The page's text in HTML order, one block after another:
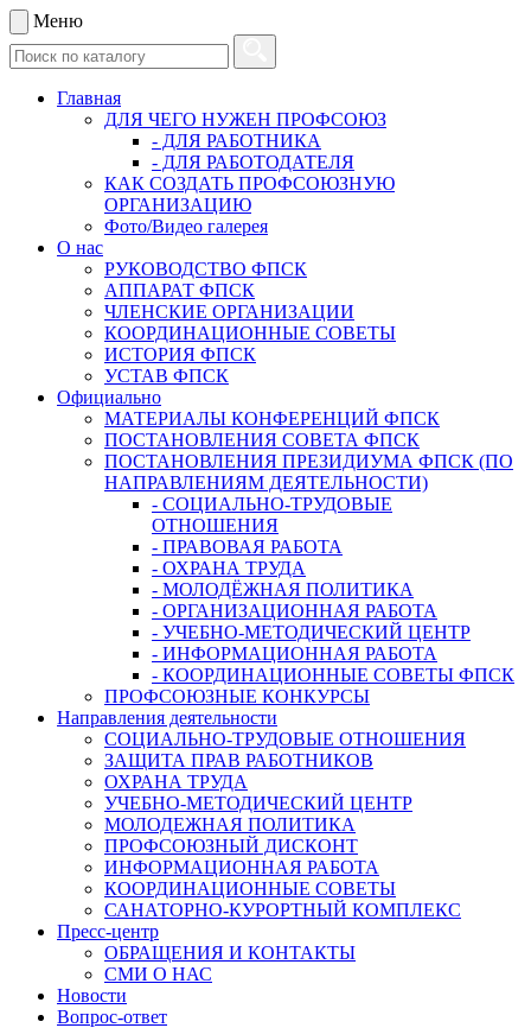
Меню
Главная
ДЛЯ ЧЕГО НУЖЕН ПРОФСОЮЗ
- ДЛЯ РАБОТНИКА
- ДЛЯ РАБОТОДАТЕЛЯ
КАК СОЗДАТЬ ПРОФСОЮЗНУЮ
ОРГАНИЗАЦИЮ
Фото/Видео галерея
О нас
РУКОВОДСТВО ФПСК
АППАРАТ ФПСК
ЧЛЕНСКИЕ ОРГАНИЗАЦИИ
КООРДИНАЦИОННЫЕ СОВЕТЫ
ИСТОРИЯ ФПСК
УСТАВ ФПСК
Официально
МАТЕРИАЛЫ КОНФЕРЕНЦИЙ ФПСК
ПОСТАНОВЛЕНИЯ СОВЕТА ФПСК
ПОСТАНОВЛЕНИЯ ПРЕЗИДИУМА ФПСК (ПО
НАПРАВЛЕНИЯМ ДЕЯТЕЛЬНОСТИ)
- СОЦИАЛЬНО-ТРУДОВЫЕ
ОТНОШЕНИЯ
- ПРАВОВАЯ РАБОТА
- ОХРАНА ТРУДА
- МОЛОДЁЖНАЯ ПОЛИТИКА
- ОРГАНИЗАЦИОННАЯ РАБОТА
- УЧЕБНО-МЕТОДИЧЕСКИЙ ЦЕНТР
- ИНФОРМАЦИОННАЯ РАБОТА
- КООРДИНАЦИОННЫЕ СОВЕТЫ ФПСК
ПРОФСОЮЗНЫЕ КОНКУРСЫ
Направления деятельности
СОЦИАЛЬНО-ТРУДОВЫЕ ОТНОШЕНИЯ
ЗАЩИТА ПРАВ РАБОТНИКОВ
ОХРАНА ТРУДА
УЧЕБНО-МЕТОДИЧЕСКИЙ ЦЕНТР
МОЛОДЕЖНАЯ ПОЛИТИКА
ПРОФСОЮЗНЫЙ ДИСКОНТ
ИНФОРМАЦИОННАЯ РАБОТА
КООРДИНАЦИОННЫЕ СОВЕТЫ
САНАТОРНО-КУРОРТНЫЙ КОМПЛЕКС
Пресс-центр
ОБРАЩЕНИЯ И КОНТАКТЫ
СМИ О НАС
Новости
Вопрос-ответ